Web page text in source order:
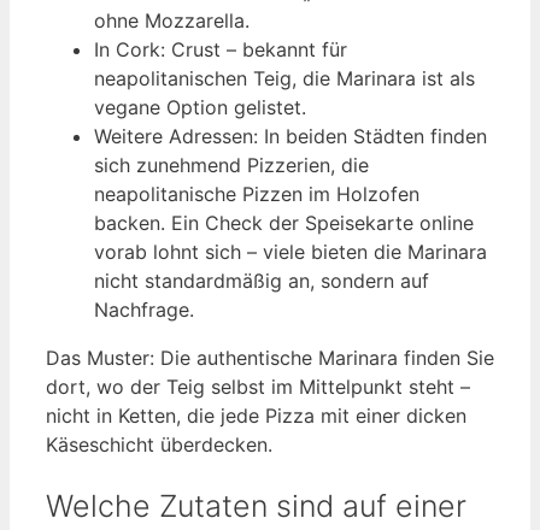
ohne Mozzarella.
In Cork: Crust – bekannt für
neapolitanischen Teig, die Marinara ist als
vegane Option gelistet.
Weitere Adressen: In beiden Städten finden
sich zunehmend Pizzerien, die
neapolitanische Pizzen im Holzofen
backen. Ein Check der Speisekarte online
vorab lohnt sich – viele bieten die Marinara
nicht standardmäßig an, sondern auf
Nachfrage.
Das Muster: Die authentische Marinara finden Sie
dort, wo der Teig selbst im Mittelpunkt steht –
nicht in Ketten, die jede Pizza mit einer dicken
Käseschicht überdecken.
Welche Zutaten sind auf einer